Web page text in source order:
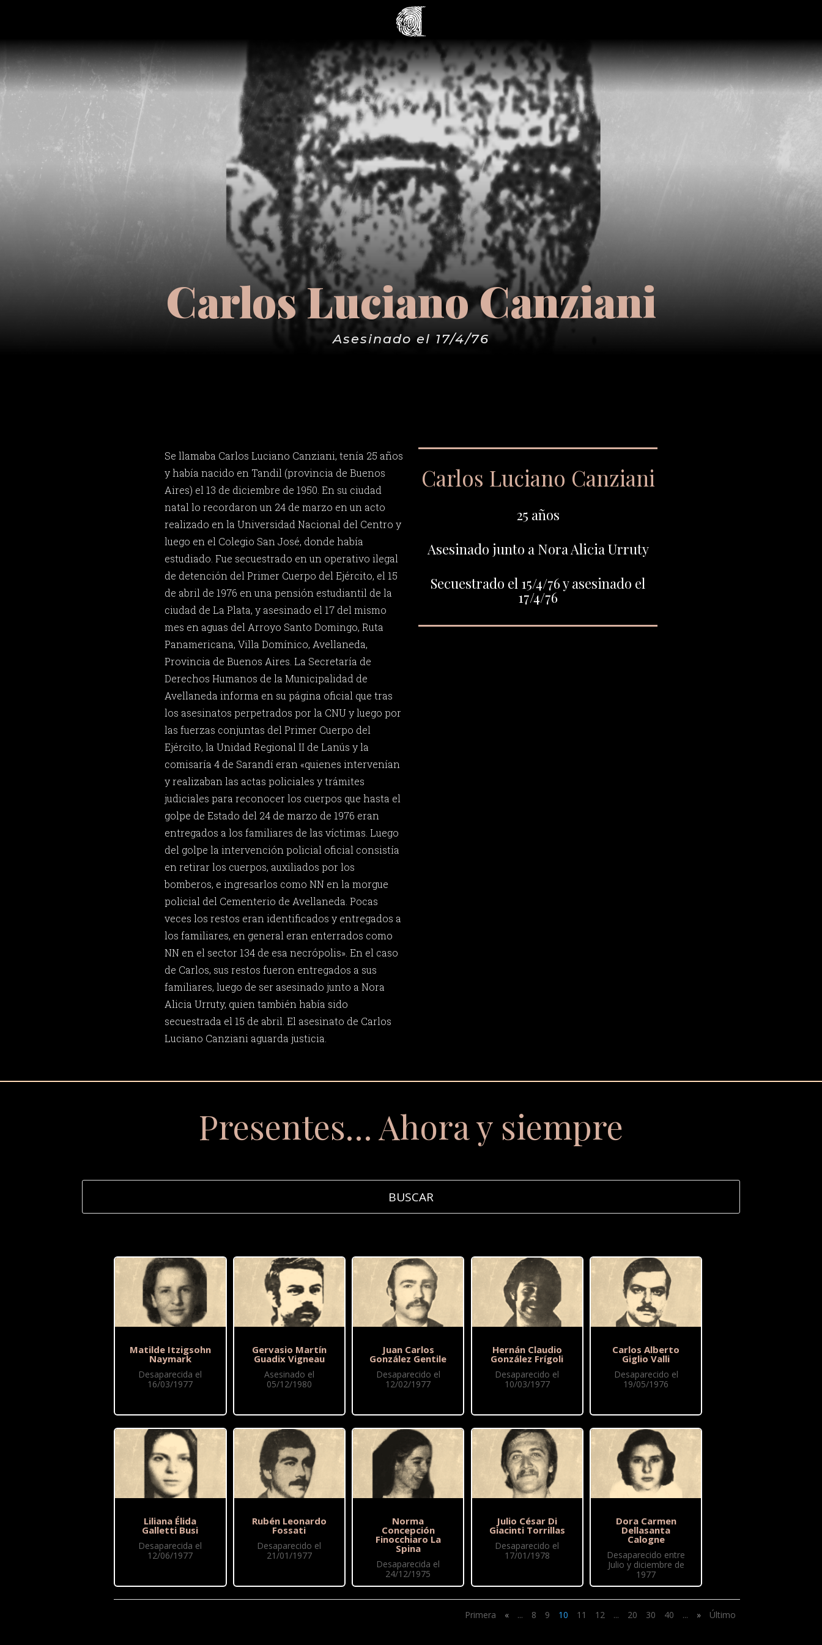
Carlos Luciano Canziani
Asesinado el 17/4/76
Se llamaba Carlos Luciano Canziani, tenía 25 años
y había nacido en Tandil (provincia de Buenos
Aires) el 13 de diciembre de 1950. En su ciudad
natal lo recordaron un 24 de marzo en un acto
realizado en la Universidad Nacional del Centro y
luego en el Colegio San José, donde había
estudiado. Fue secuestrado en un operativo ilegal
de detención del Primer Cuerpo del Ejército, el 15
de abril de 1976 en una pensión estudiantil de la
ciudad de La Plata, y asesinado el 17 del mismo
mes en aguas del Arroyo Santo Domingo, Ruta
Panamericana, Villa Domínico, Avellaneda,
Provincia de Buenos Aires. La Secretaría de
Derechos Humanos de la Municipalidad de
Avellaneda informa en su página oficial que tras
los asesinatos perpetrados por la CNU y luego por
las fuerzas conjuntas del Primer Cuerpo del
Ejército, la Unidad Regional II de Lanús y la
comisaría 4 de Sarandí eran «quienes intervenían
y realizaban las actas policiales y trámites
judiciales para reconocer los cuerpos que hasta el
golpe de Estado del 24 de marzo de 1976 eran
entregados a los familiares de las víctimas. Luego
del golpe la intervención policial oficial consistía
en retirar los cuerpos, auxiliados por los
bomberos, e ingresarlos como NN en la morgue
policial del Cementerio de Avellaneda. Pocas
veces los restos eran identificados y entregados a
los familiares, en general eran enterrados como
NN en el sector 134 de esa necrópolis». En el caso
de Carlos, sus restos fueron entregados a sus
familiares, luego de ser asesinado junto a Nora
Alicia Urruty, quien también había sido
secuestrada el 15 de abril. El asesinato de Carlos
Luciano Canziani aguarda justicia.
Carlos Luciano Canziani
25 años
Asesinado junto a Nora Alicia Urruty
Secuestrado el 15/4/76 y asesinado el
17/4/76
Presentes… Ahora y siempre
Matilde Itzigsohn
Naymark
Desaparecida el
16/03/1977
Liliana Élida
Galletti Busi
Desaparecida el
12/06/1977
Gervasio Martín
Guadix Vigneau
Asesinado el
05/12/1980
Rubén Leonardo
Fossati
Desaparecido el
21/01/1977
Juan Carlos
González Gentile
Desaparecido el
12/02/1977
Norma
Concepción
Finocchiaro La
Spina
Desaparecida el
24/12/1975
Hernán Claudio
González Frígoli
Desaparecido el
10/03/1977
Julio César Di
Giacinti Torrillas
Desaparecido el
17/01/1978
Carlos Alberto
Giglio Valli
Desaparecido el
19/05/1976
Dora Carmen
Dellasanta
Calogne
Desaparecido entre
Julio y diciembre de
1977
Primera « ... 8 9 10 11 12 ... 20 30 40 ... » Último